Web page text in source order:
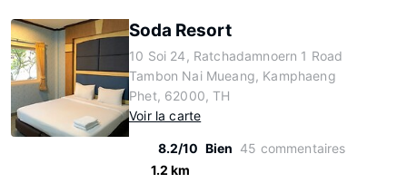
Soda Resort
10 Soi 24, Ratchadamnoern 1 Road
Tambon Nai Mueang, Kamphaeng
Phet, 62000, TH
Voir la carte
8.2/10 Bien 45 commentaires
1.2 km